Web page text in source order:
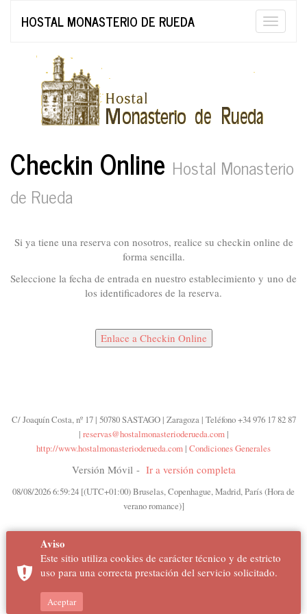
Toggle
HOSTAL MONASTERIO DE RUEDA
Checkin Online Hostal Monasterio
de Rueda
Si ya tiene una reserva con nosotros, realice su checkin online de
forma sencilla.
Seleccione la fecha de entrada en nuestro establecimiento y uno de
los identificadores de la reserva.
Enlace a Checkin Online
C/ Joaquín Costa, nº 17 | 50780 SASTAGO | Zaragoza | Teléfono +34 976 17 82 87
| reservas@hostalmonasterioderueda.com|
http://www.hostalmonasterioderueda.com | Condiciones Generales
Versión Móvil - Ir a versión completa
08/08/2026 6:59:24 [(UTC+01:00) Bruselas, Copenhague, Madrid, París (Hora de
verano romance)]
Aviso
Este sitio utiliza cookies de carácter técnico y de estricto
uso para una correcta prestación del servicio solicitado.
Aceptar